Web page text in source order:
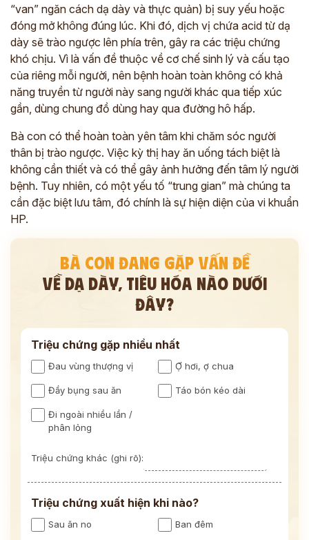
“van” ngăn cách dạ dày và thực quản) bị suy yếu hoặc
đóng mở không đúng lúc. Khi đó, dịch vị chứa acid từ dạ
dày sẽ trào ngược lên phía trên, gây ra các triệu chứng
khó chịu. Vì là vấn đề thuộc về cơ chế sinh lý và cấu tạo
của riêng mỗi người, nên bệnh hoàn toàn không có khả
năng truyền từ người này sang người khác qua tiếp xúc
gần, dùng chung đồ dùng hay qua đường hô hấp.
Bà con có thể hoàn toàn yên tâm khi chăm sóc người
thân bị trào ngược. Việc kỳ thị hay ăn uống tách biệt là
không cần thiết và có thể gây ảnh hưởng đến tâm lý người
bệnh. Tuy nhiên, có một yếu tố “trung gian” mà chúng ta
cần đặc biệt lưu tâm, đó chính là sự hiện diện của vi khuẩn
HP.
BÀ CON ĐANG GẶP VẤN ĐỀ
VỀ DẠ DÀY, TIÊU HÓA NÀO DƯỚI
ĐÂY?
Triệu chứng gặp nhiều nhất
Đau vùng thượng vị Ợ hơi, ợ chua
Đầy bụng sau ăn Táo bón kéo dài
Đi ngoài nhiều lần /
phân lỏng
Triệu chứng khác (ghi rõ):
Triệu chứng xuất hiện khi nào?
Sau ăn no Ban đêm